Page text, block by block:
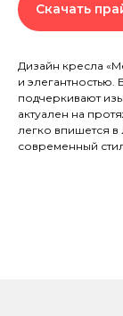
Скачать
Дизайн кресла
и
подчеркивают
актуален на
легко впишется в
современный